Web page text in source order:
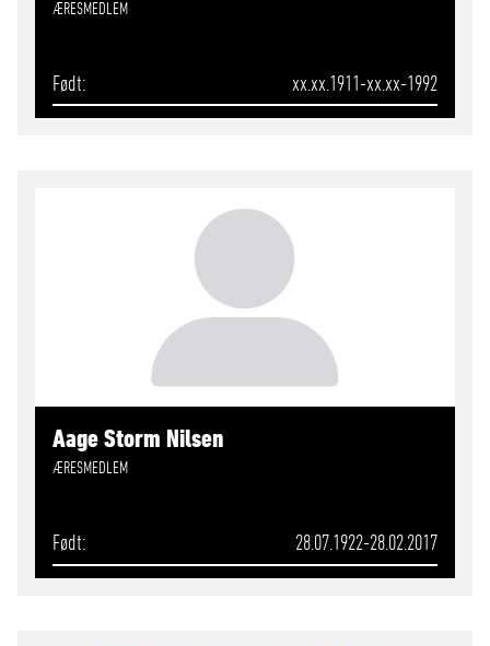
ÆRESMEDLEM
Født xx.xx.1911-xx.xx-1992
Aage Storm Nilsen
ÆRESMEDLEM
Født 28.07.1922-28.02.2017